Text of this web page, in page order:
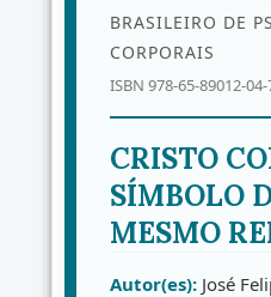
BRASILEIRO DE
CORPORAIS
ISBN 978-65-89012-
CRISTO
SÍMBOLO
MESMO
Autor(es): José